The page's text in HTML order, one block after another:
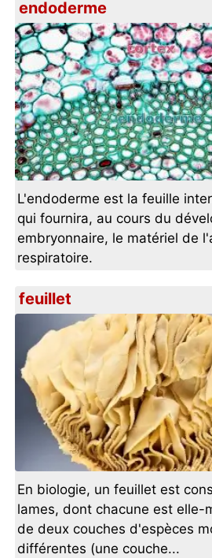
endoderme
L'endoderme est la feuille
qui fournira, au cours du
embryonnaire, le matériel de
respiratoire.
feuillet
En biologie, un feuillet est
lames, dont chacune est elle-
de deux couches d'espèces
différentes (une couche...